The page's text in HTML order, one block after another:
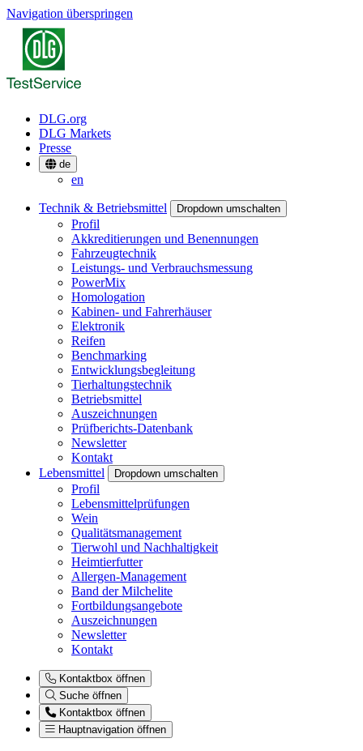
Navigation überspringen
DLG.org
DLG Markets
Presse
de
en
Technik & Betriebsmittel Dropdown umschalten
Profil
Akkreditierungen und Benennungen
Fahrzeugtechnik
Leistungs- und Verbrauchsmessung
PowerMix
Homologation
Kabinen- und Fahrerhäuser
Elektronik
Reifen
Benchmarking
Entwicklungsbegleitung
Tierhaltungstechnik
Betriebsmittel
Auszeichnungen
Prüfberichts-Datenbank
Newsletter
Kontakt
Lebensmittel
Dropdown umschalten
Profil
Lebensmittelprüfungen
Wein
Qualitätsmanagement
Tierwohl und Nachhaltigkeit
Heimtierfutter
Allergen-Management
Band der Milchelite
Fortbildungsangebote
Auszeichnungen
Newsletter
Kontakt
Kontaktbox öffnen
Suche öffnen
Kontaktbox öffnen
Hauptnavigation öffnen